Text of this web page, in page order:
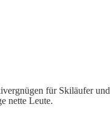
für Skiläufer und
nette Leute.